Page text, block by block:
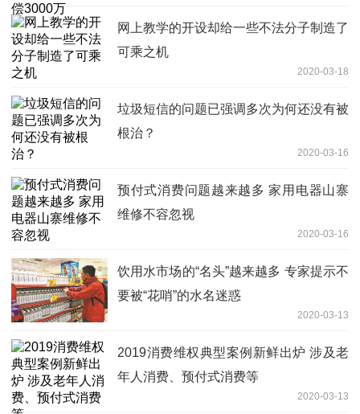
网上教学的开设却给一些不法分子制造了
可乘之机
2020-03-18
垃圾短信的问题已强调多次为何还没有被
根治？
2020-03-16
预付式消费问题越来越多 家用电器山寨
维修不容忽视
2020-03-16
饮用水市场的“名头”越来越多 专家提示不
要被“花哨”的水名迷惑
2020-03-13
2019消费维权典型案例新鲜出炉 涉及老
年人消费、预付式消费等
2020-03-13